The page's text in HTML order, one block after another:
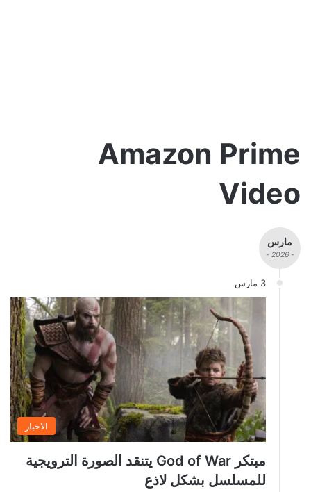
Amazon Prime
Video
مارس
- 2026 -
3 مارس
الاخبار
مبتكر God of War يتنقد الصورة الترويجية
للمسلسل بشكل لاذع